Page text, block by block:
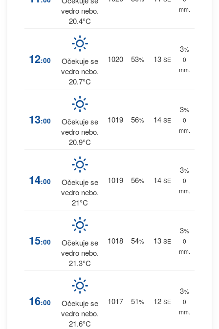
vedro nebo.
20.4°C
mm.
12:00
Očekuje se
vedro nebo.
20.7°C
1020 53% 13 SE
3%
0
mm.
13:00
Očekuje se
vedro nebo.
20.9°C
1019 56% 14 SE
3%
0
mm.
14:00
Očekuje se
vedro nebo.
21°C
1019 56% 14 SE
3%
0
mm.
15:00
Očekuje se
vedro nebo.
21.3°C
1018 54% 13 SE
3%
0
mm.
16:00
Očekuje se
vedro nebo.
21.6°C
1017 51% 12 SE
3%
0
mm.